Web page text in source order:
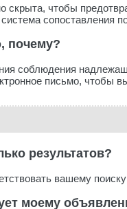
скрыта, чтобы
сопоставления
почему?
соблюдения
письмо, чтобы
результатов?
вашему
моему